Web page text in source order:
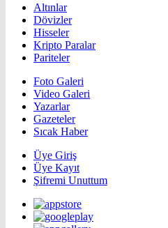
Altınlar
Dövizler
Hisseler
Kripto Paralar
Pariteler
Foto Galeri
Video Galeri
Yazarlar
Gazeteler
Sıcak Haber
Üye Giriş
Üye Kayıt
Şifremi Unuttum